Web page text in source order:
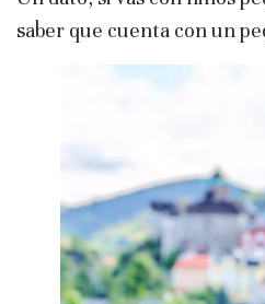
saber que cuenta con un